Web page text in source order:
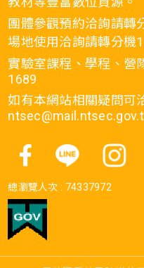
團體參觀預約洽詢請轉
場地使用洽詢請轉分機
實驗室課程、學程、營
1689
如有本網站相關疑問可
總瀏覽人次 : 74337972